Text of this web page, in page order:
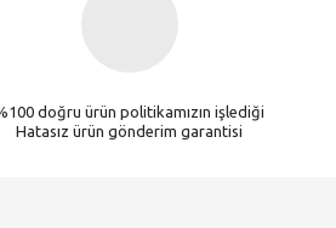
doğru ürün politikamızın işlediği
Hatasız ürün gönderim garantisi